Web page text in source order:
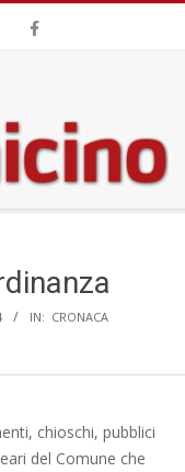
IN: CRONACA
chioschi, pubblici
del Comune che